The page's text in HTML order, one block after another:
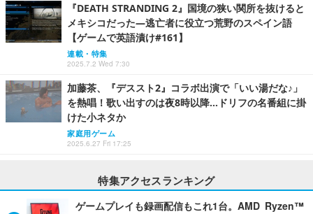
『DEATH STRANDING 2』国境の狭い関所を抜けると
メキシコだった―逃亡者に役立つ荒野のスペイン語
【ゲームで英語漬け#161】
連載・特集
2025.7.2 Wed 7:30
加藤茶、『デススト2』コラボ出演で「いい湯だな♪」
を熱唱！歌い出すのは夜8時以降…ドリフの名番組に掛
けた小ネタか
家庭用ゲーム
2025.6.27 Fri 17:25
特集アクセスランキング
ゲームプレイも録画配信もこれ1台。AMD Ryzen™